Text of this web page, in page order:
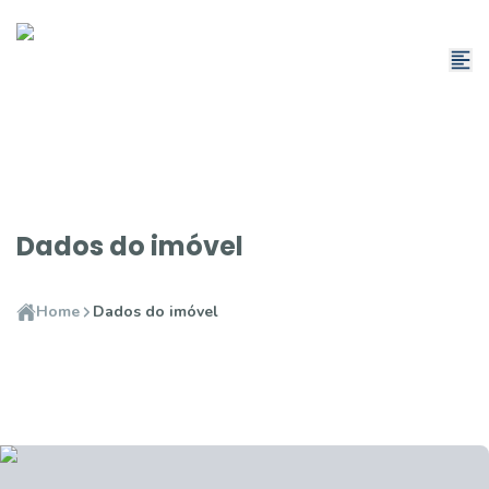
Dados do imóvel
Home Dados do imóvel